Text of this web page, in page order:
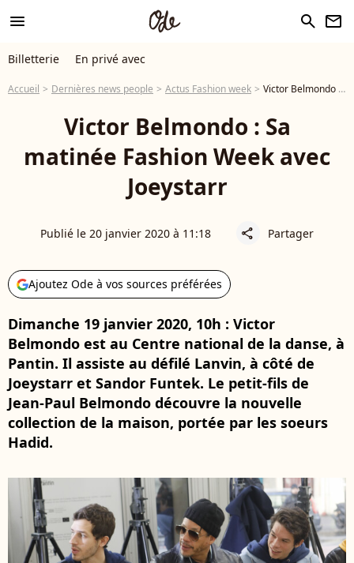
menu search newsletter
Billetterie En privé avec
Accueil Dernières news people Actus Fashion week Victor Belmondo : Sa matinée Fashion Week avec Joeystarr
Victor Belmondo : Sa
matinée Fashion Week avec
Joeystarr
Publié le 20 janvier 2020 à 11:18 share Partager
Ajoutez Ode à vos sources préférées
Dimanche 19 janvier 2020, 10h : Victor
Belmondo est au Centre national de la danse, à
Pantin. Il assiste au défilé Lanvin, à côté de
Joeystarr et Sandor Funtek. Le petit-fils de
Jean-Paul Belmondo découvre la nouvelle
collection de la maison, portée par les soeurs
Hadid.